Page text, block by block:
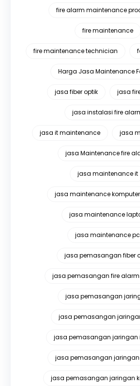
fire alarm maintenance
fire maintenance
fire maintenance technician
Harga Jasa Maintenance
jasa fiber optik jasa
jasa instalasi fire
jasa it maintenance jasa
jasa Maintenance fire
jasa maintenance it
jasa maintenance
jasa maintenance
jasa maintenance pc
jasa pemasangan fiber
jasa pemasangan fire
jasa pemasangan
jasa pemasangan
jasa pemasangan jaringan
jasa pemasangan jaringan
jasa pemasangan jaringan